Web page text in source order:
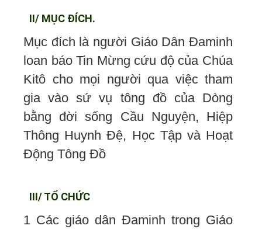
II/ MỤC ĐÍCH.
Mục đích là người Giáo Dân Đaminh
loan báo Tin Mừng cứu độ của Chúa
Kitô cho mọi người qua việc tham
gia vào sứ vụ tông đồ của Dòng
bằng đời sống Cầu Nguyện, Hiệp
Thông Huynh Đệ, Học Tập và Hoạt
Động Tông Đồ
III/ TỔ CHỨC
1 Các giáo dân Đaminh trong Giáo